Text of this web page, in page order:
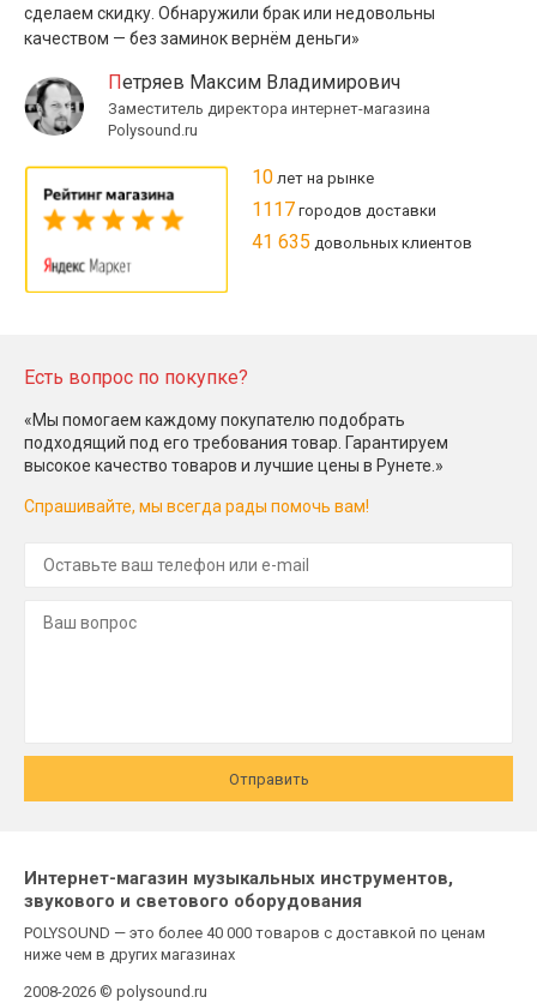
сделаем скидку. Обнаружили брак или недовольны
качеством — без заминок вернём деньги»
Петряев Максим Владимирович
Заместитель директора интернет-магазина
Polysound.ru
10 лет на рынке
1117 городов доставки
41 635 довольных клиентов
Есть вопрос по покупке?
«Мы помогаем каждому покупателю подобрать
подходящий под его требования товар. Гарантируем
высокое качество товаров и лучшие цены в Рунете.»
Спрашивайте, мы всегда рады помочь вам!
Отправить
Интернет-магазин музыкальных инструментов,
звукового и светового оборудования
POLYSOUND — это более 40 000 товаров с доставкой по ценам
ниже чем в других магазинах
2008-2026 © polysound.ru